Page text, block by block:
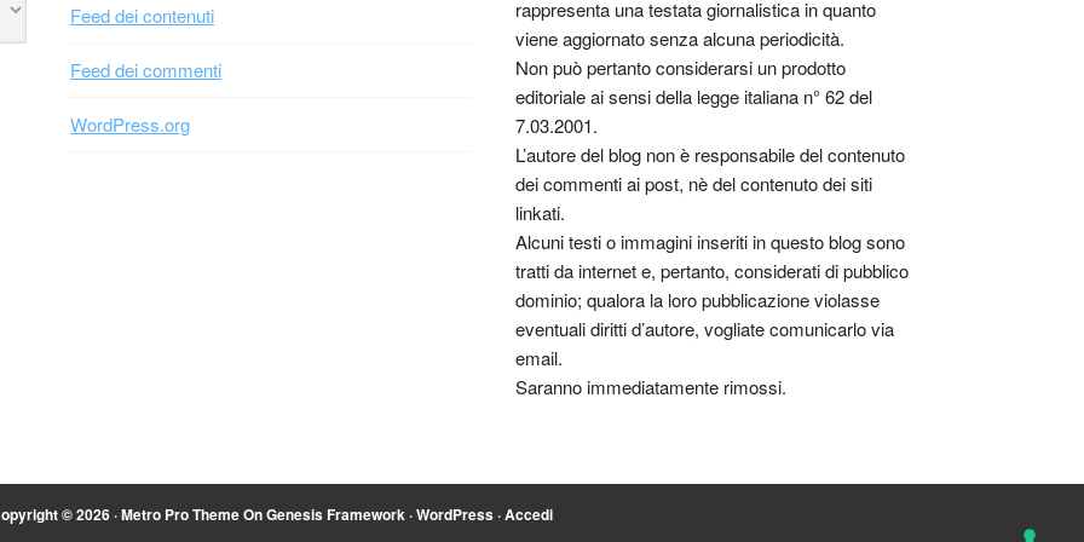
Feed dei contenuti
Feed dei commenti
WordPress.org
rappresenta una testata giornalistica in quanto
viene aggiornato senza alcuna periodicità.
Non può pertanto considerarsi un prodotto
editoriale ai sensi della legge italiana n° 62 del
7.03.2001.
L’autore del blog non è responsabile del contenuto
dei commenti ai post, nè del contenuto dei siti
linkati.
Alcuni testi o immagini inseriti in questo blog sono
tratti da internet e, pertanto, considerati di pubblico
dominio; qualora la loro pubblicazione violasse
eventuali diritti d’autore, vogliate comunicarlo via
email.
Saranno immediatamente rimossi.
© 2026 ·Metro Pro ThemeOnGenesis Framework·WordPress·Accedi